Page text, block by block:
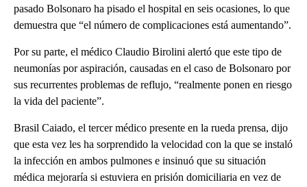
pasado Bolsonaro ha pisado el hospital en seis ocasiones, lo que
demuestra que “el número de complicaciones está aumentando”.
Por su parte, el médico Claudio Birolini alertó que este tipo de
neumonías por aspiración, causadas en el caso de Bolsonaro por
sus recurrentes problemas de reflujo, “realmente ponen en riesgo
la vida del paciente”.
Brasil Caiado, el tercer médico presente en la rueda prensa, dijo
que esta vez les ha sorprendido la velocidad con la que se instaló
la infección en ambos pulmones e insinuó que su situación
médica mejoraría si estuviera en prisión domiciliaria en vez de